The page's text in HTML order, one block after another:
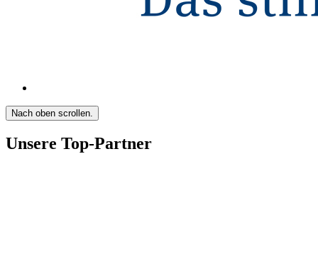
Nach oben scrollen.
Unsere Top-Partner